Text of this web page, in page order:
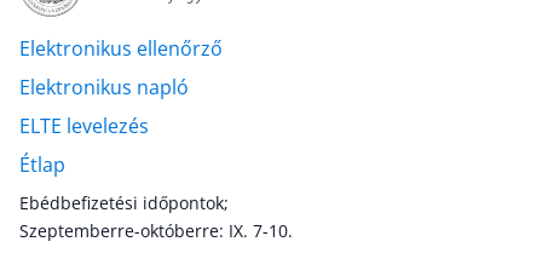
Elektronikus ellenőrző
Elektronikus napló
ELTE levelezés
Étlap
Ebédbefizetési időpontok;
Szeptemberre-októberre: IX. 7-10.